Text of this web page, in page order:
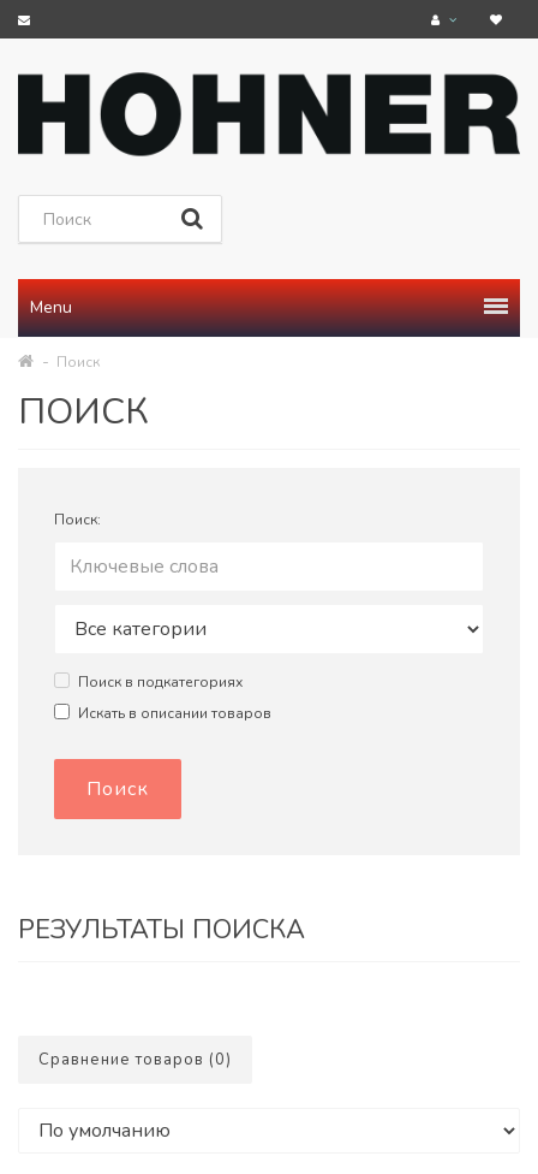
Menu
Поиск
ПОИСК
Поиск:
Поиск в подкатегориях
Искать в описании товаров
РЕЗУЛЬТАТЫ ПОИСКА
Сравнение товаров (0)